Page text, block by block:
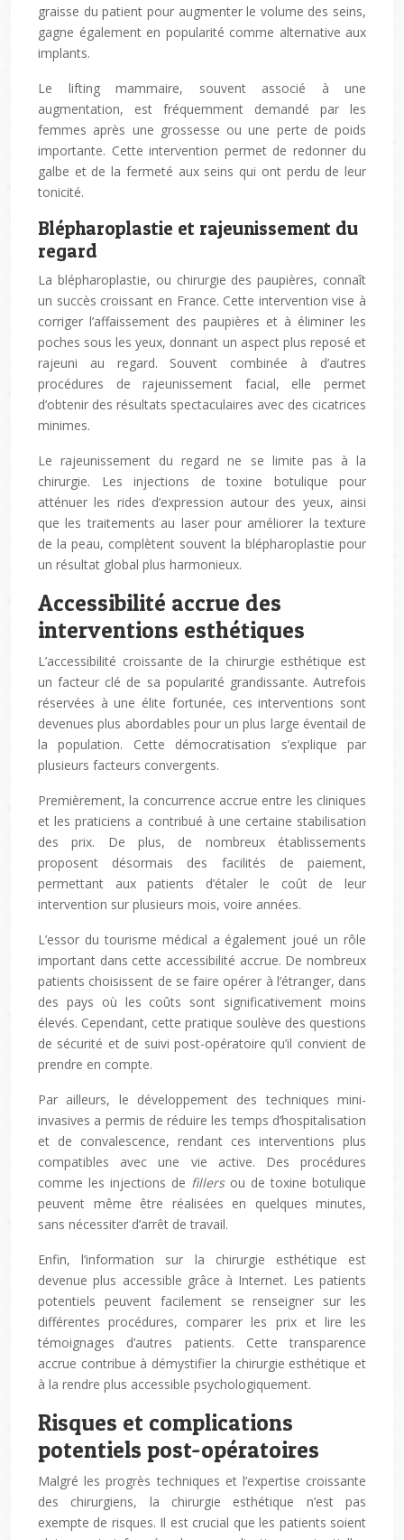
graisse du patient pour augmenter le volume des seins,
gagne également en popularité comme alternative aux
implants.
Le lifting mammaire, souvent associé à une
augmentation, est fréquemment demandé par les
femmes après une grossesse ou une perte de poids
importante. Cette intervention permet de redonner du
galbe et de la fermeté aux seins qui ont perdu de leur
tonicité.
Blépharoplastie et rajeunissement du
regard
La blépharoplastie, ou chirurgie des paupières, connaît
un succès croissant en France. Cette intervention vise à
corriger l’affaissement des paupières et à éliminer les
poches sous les yeux, donnant un aspect plus reposé et
rajeuni au regard. Souvent combinée à d’autres
procédures de rajeunissement facial, elle permet
d’obtenir des résultats spectaculaires avec des cicatrices
minimes.
Le rajeunissement du regard ne se limite pas à la
chirurgie. Les injections de toxine botulique pour
atténuer les rides d’expression autour des yeux, ainsi
que les traitements au laser pour améliorer la texture
de la peau, complètent souvent la blépharoplastie pour
un résultat global plus harmonieux.
Accessibilité accrue des
interventions esthétiques
L’accessibilité croissante de la chirurgie esthétique est
un facteur clé de sa popularité grandissante. Autrefois
réservées à une élite fortunée, ces interventions sont
devenues plus abordables pour un plus large éventail de
la population. Cette démocratisation s’explique par
plusieurs facteurs convergents.
Premièrement, la concurrence accrue entre les cliniques
et les praticiens a contribué à une certaine stabilisation
des prix. De plus, de nombreux établissements
proposent désormais des facilités de paiement,
permettant aux patients d’étaler le coût de leur
intervention sur plusieurs mois, voire années.
L’essor du tourisme médical a également joué un rôle
important dans cette accessibilité accrue. De nombreux
patients choisissent de se faire opérer à l’étranger, dans
des pays où les coûts sont significativement moins
élevés. Cependant, cette pratique soulève des questions
de sécurité et de suivi post-opératoire qu’il convient de
prendre en compte.
Par ailleurs, le développement des techniques mini-
invasives a permis de réduire les temps d’hospitalisation
et de convalescence, rendant ces interventions plus
compatibles avec une vie active. Des procédures
comme les injections de fillers ou de toxine botulique
peuvent même être réalisées en quelques minutes,
sans nécessiter d’arrêt de travail.
Enfin, l’information sur la chirurgie esthétique est
devenue plus accessible grâce à Internet. Les patients
potentiels peuvent facilement se renseigner sur les
différentes procédures, comparer les prix et lire les
témoignages d’autres patients. Cette transparence
accrue contribue à démystifier la chirurgie esthétique et
à la rendre plus accessible psychologiquement.
Risques et complications
potentiels post-opératoires
Malgré les progrès techniques et l’expertise croissante
des chirurgiens, la chirurgie esthétique n’est pas
exempte de risques. Il est crucial que les patients soient